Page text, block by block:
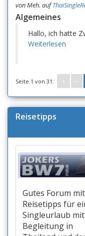
vonMeh. auf
Algemeines
Hallo, ich hatte
Weiterlesen
Seite 1 von 31: « ‹
Reisetipps
Gutes Forum mit
Reisetipps für
Singleurlaub mit
Begleitung in